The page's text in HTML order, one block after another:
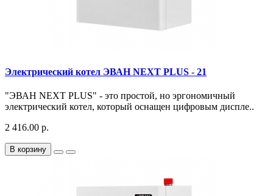
Электрический котел ЭВАН NEXT PLUS - 21
"ЭВАН NEXT PLUS" - это простой, но эргономичный
электрический котел, который оснащен цифровым диспле..
2 416.00 р.
В корзину